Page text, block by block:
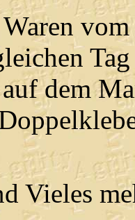
dem
Vieles